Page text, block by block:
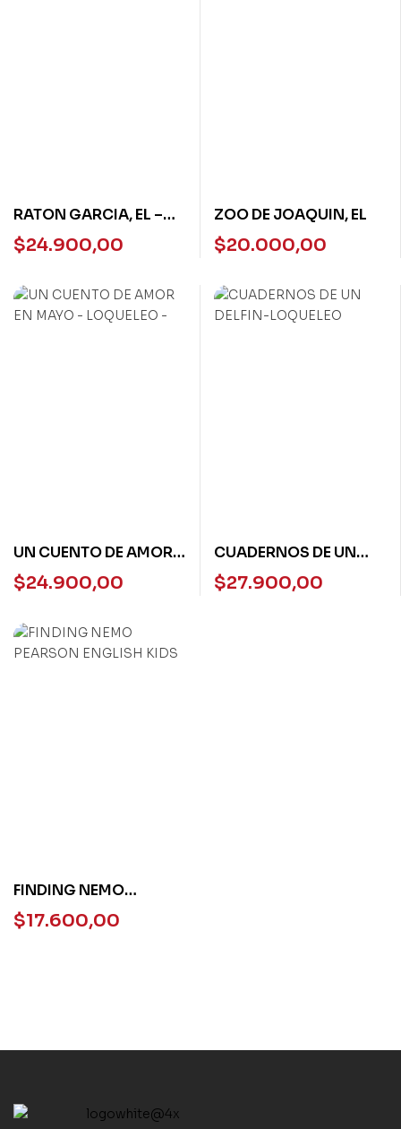
RATON GARCIA, EL –
LOQUELEO VERDE
$24.900,00
ZOO DE JOAQUIN, EL
$20.000,00
UN CUENTO DE AMOR
EN MAYO – LOQUELEO
–
$24.900,00
CUADERNOS DE UN
DELFIN-LOQUELEO
$27.900,00
FINDING NEMO
PEARSON ENGLISH
KIDS
$17.600,00